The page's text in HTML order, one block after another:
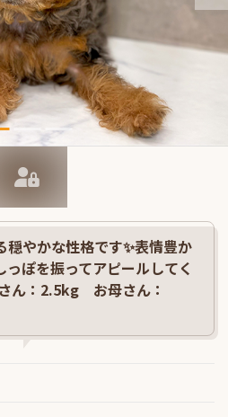
穏やかな性格です✨表情豊か
っぽを振ってアピールしてく
ん：2.5kg お母さん：